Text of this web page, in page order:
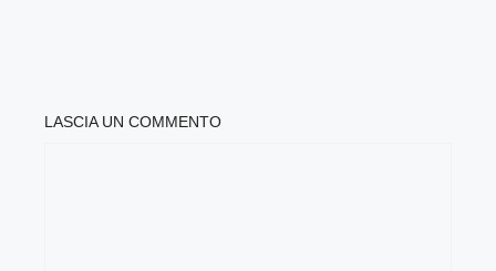
LASCIA UN COMMENTO